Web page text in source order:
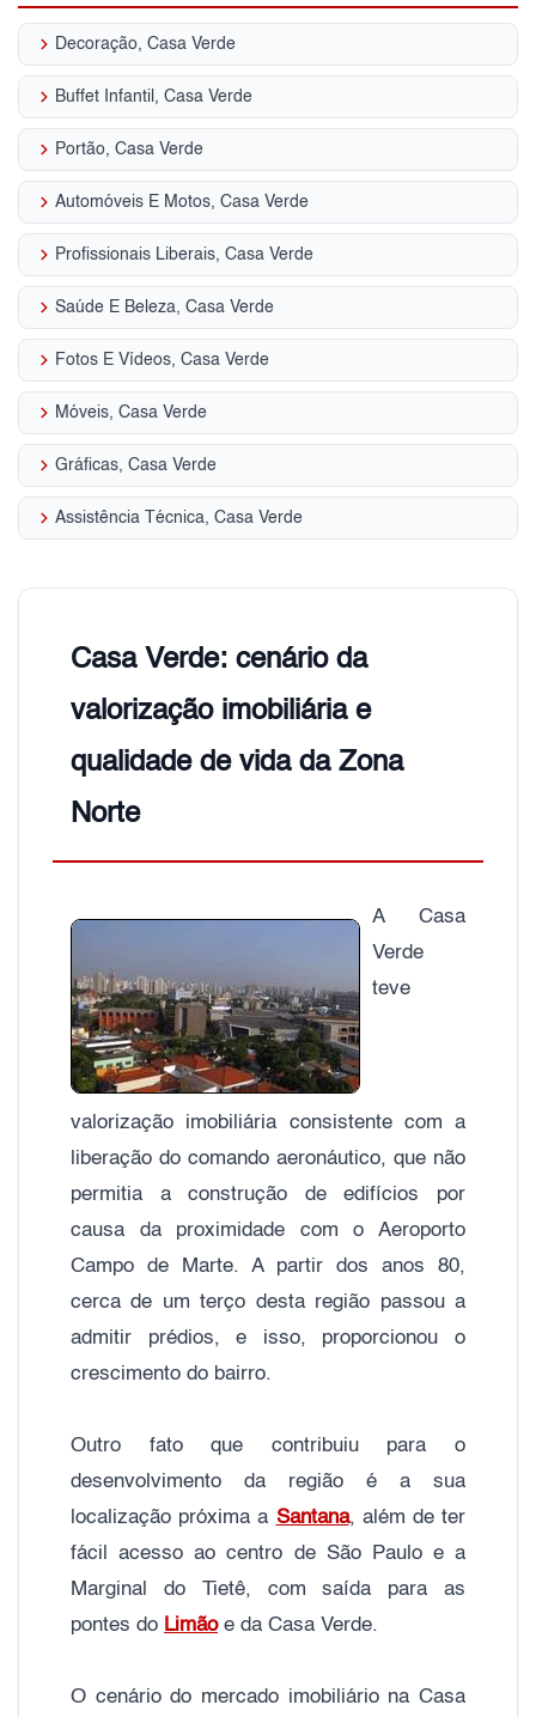
keyboard_arrow_right Decoração, Casa Verde
keyboard_arrow_right Buffet Infantil, Casa Verde
keyboard_arrow_right Portão, Casa Verde
keyboard_arrow_right Automóveis E Motos, Casa Verde
keyboard_arrow_right Profissionais Liberais, Casa Verde
keyboard_arrow_right Saúde E Beleza, Casa Verde
keyboard_arrow_right Fotos E Vídeos, Casa Verde
keyboard_arrow_right Móveis, Casa Verde
keyboard_arrow_right Gráficas, Casa Verde
keyboard_arrow_right Assistência Técnica, Casa Verde
Casa Verde: cenário da
valorização imobiliária e
qualidade de vida da Zona
Norte
A Casa
Verde
teve
valorização imobiliária consistente com a
liberação do comando aeronáutico, que não
permitia a construção de edifícios por
causa da proximidade com o Aeroporto
Campo de Marte. A partir dos anos 80,
cerca de um terço desta região passou a
admitir prédios, e isso, proporcionou o
crescimento do bairro.
Outro fato que contribuiu para o
desenvolvimento da região é a sua
localização próxima a Santana, além de ter
fácil acesso ao centro de São Paulo e a
Marginal do Tietê, com saída para as
pontes do Limãoe da Casa Verde.
O cenário do mercado imobiliário na Casa